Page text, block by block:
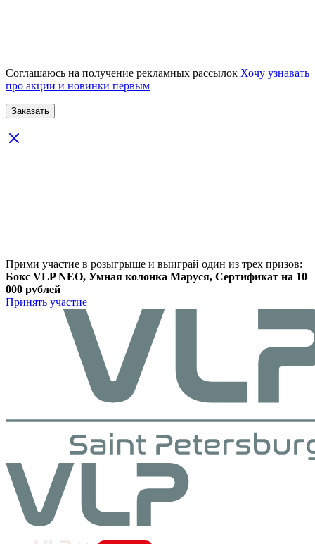
Соглашаюсь на получение рекламных рассылок Хочу узнавать
про акции и новинки первым
Прими участие в розыгрыше и выиграй один из трех призов:
Бокс VLP NEO, Умная колонка Маруся, Сертификат на 10
000 рублей
Принять участие